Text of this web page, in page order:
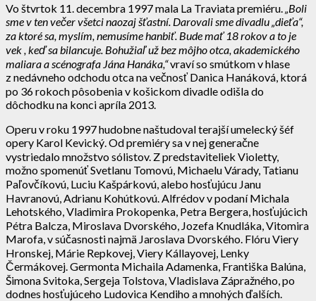
Vo štvrtok 11. decembra 1997 mala La Traviata premiéru.
„Boli
sme v ten večer všetci naozaj šťastní. Darovali sme divadlu „dieťa“,
za ktoré sa, myslím, nemusíme hanbiť. Bude mať 18 rokov a to je
vek , keď sa bilancuje. Bohužiaľ už bez môjho otca, akademického
maliara a scénografa Jána Hanáka,“vraví so smútkom v hlase
z nedávneho odchodu otca na večnosť Danica Hanáková, ktorá
po 36 rokoch pôsobenia v košickom divadle odišla do
dôchodku na konci apríla 2013.
Operu v roku 1997 hudobne naštudoval terajší umelecký šéf
opery Karol Kevický. Od premiéry sa v nej generačne
vystriedalo množstvo sólistov. Z predstaviteliek Violetty,
možno spomenúť Svetlanu Tomovú, Michaelu Várady, Tatianu
Paľovčíkovú, Luciu Kašpárkovú, alebo hosťujúcu Janu
Havranovú, Adrianu Kohútkovú. Alfrédov v podaní Michala
Lehotského, Vladimira Prokopenka, Petra Bergera, hosťujúcich
Pétra Balcza, Miroslava Dvorského, Jozefa Knudláka, Vitomira
Marofa, v súčasnosti najmä Jaroslava Dvorského. Flóru Viery
Hronskej, Márie Repkovej, Viery Kállayovej, Lenky
Čermákovej. Germonta Michaila Adamenka, Františka Balúna,
Šimona Svitoka, Sergeja Tolstova, Vladislava Zápražného, po
dodnes hosťujúceho Ludovica Kendiho a mnohých ďalších.